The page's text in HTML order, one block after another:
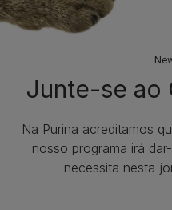
Junte-se ao
Na Purina acreditamos
nosso programa irá
necessita nesta